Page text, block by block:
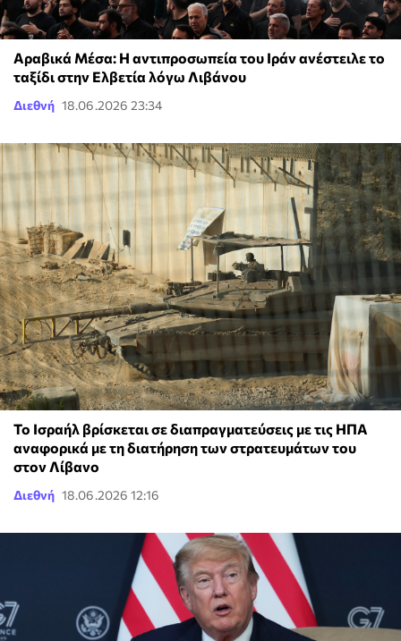
Αραβικά Μέσα: Η αντιπροσωπεία του Ιράν ανέστειλε το
ταξίδι στην Ελβετία λόγω Λιβάνου
Διεθνή 18.06.2026 23:34
Το Ισραήλ βρίσκεται σε διαπραγματεύσεις με τις ΗΠΑ
αναφορικά με τη διατήρηση των στρατευμάτων του
στον Λίβανο
Διεθνή 18.06.2026 12:16